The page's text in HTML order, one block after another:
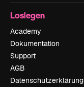
Loslegen
Academy
Dokumentation
Support
AGB
Datenschutzerklärung